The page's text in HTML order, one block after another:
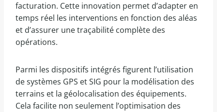
facturation. Cette innovation permet d’adapter en
temps réel les interventions en fonction des aléas
et d’assurer une traçabilité complète des
opérations.
Parmi les dispositifs intégrés figurent l’utilisation
de systèmes GPS et SIG pour la modélisation des
terrains et la géolocalisation des équipements.
Cela facilite non seulement l’optimisation des